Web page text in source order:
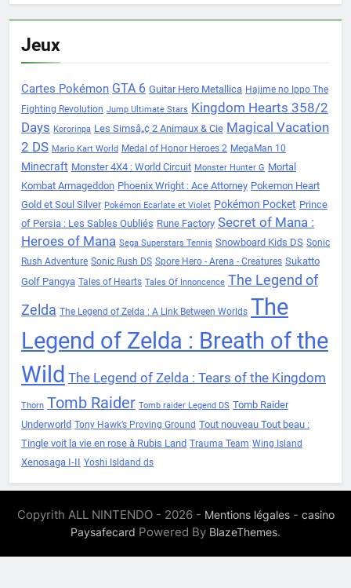
Jeux
Cartes Pokémon GTA 6 Guitar Hero Metallica Hajime no Ippo The
Fighting Revolution Jump Ultimate Stars Kingdom Hearts 358/2
Days Kororinpa Les Simsâ„¢ 2 Animaux & Cie Magical Vacation
2 DS Mario Kart World Medal of Honor Heroes 2 MegaMan 10
Minecraft Monster 4X4 : World Circuit Monster Hunter G Mortal
Kombat Armageddon Phoenix Wright : Ace Attorney Pokemon Heart
Gold et Soul Silver Pokémon Ecarlate et Violet Pokémon Pocket Prince
of Persia : Les Sables Oubliés Rune Factory Secret of Mana :
Heroes of Mana Sega Superstars Tennis Snowboard Kids DS Sonic
Rush Adventure Sonic Rush DS Spore Hero - Arena - Creatures Sukatto
Golf Pangya Tales of Hearts Tales Of Innoncence The Legend of
Zelda The Legend of Zelda : A Link Between Worlds The
Legend of Zelda : Breath of the
Wild The Legend of Zelda : Tears of the Kingdom
Thorn Tomb Raider Tomb raider Legend DS Tomb Raider
Underworld Tony Hawk’s Proving Ground Tout nouveau Tout beau :
Tingle voit la vie en rose à Rubis Land Trauma Team Wing Island
Xenosaga I-II Yoshi Isldand ds
Copyrith ALL NINTENDO - 2026 - Mentions légales- casino
Paysafecard Powered By BlazeThemes.